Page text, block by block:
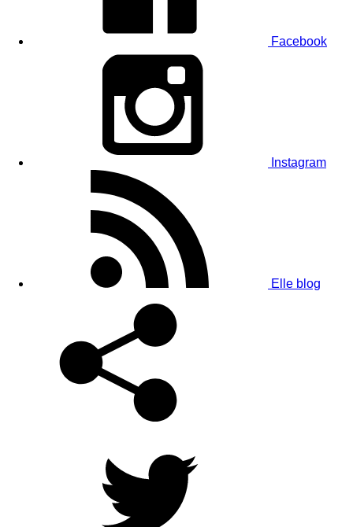
Facebook
Instagram
Elle blog